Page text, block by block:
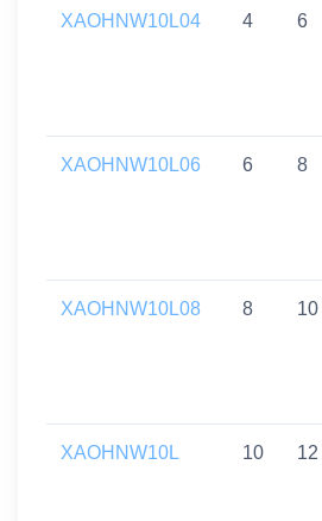
XAOHNW10L04 4 6
XAOHNW10L06 6 8
XAOHNW10L08 8 10
XAOHNW10L 10 12